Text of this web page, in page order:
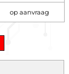
op aanvraag